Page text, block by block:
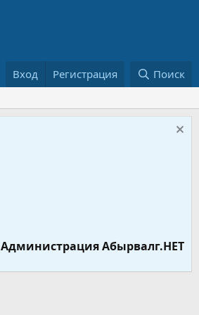
Вход Регистрация Поиск
Администрация Абырвалг.НЕТ